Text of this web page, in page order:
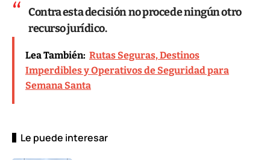
Contra esta decisión no procede ningún otro
recurso jurídico.
Lea También: Rutas Seguras, Destinos
Imperdibles y Operativos de Seguridad para
Semana Santa
Le puede interesar